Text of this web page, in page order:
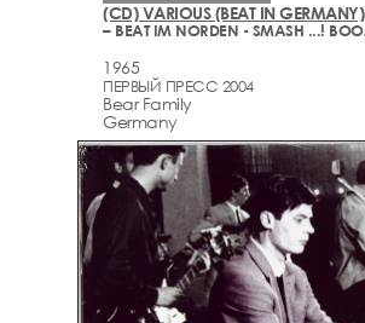
(CD) VARIOUS (BEAT IN GERMANY)
1965
ПЕРВЫЙ ПРЕСС 2004
Bear Family
Germany